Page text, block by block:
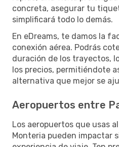
concreta, asegurar tu
simplificará todo lo demás.
En eDreams, te damos la
conexión aérea. Podrás
duración de los trayectos,
los precios, permitiéndote
alternativa que mejor se
Aeropuertos entre
Los aeropuertos que usas
Monteria pueden impactar